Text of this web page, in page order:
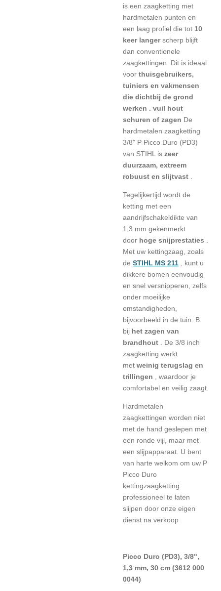
is een zaagketting met
hardmetalen punten en
een laag profiel die tot 10
keer langer scherp blijft
dan conventionele
zaagkettingen. Dit is ideaal
voor thuisgebruikers,
tuiniers en vakmensen
die dichtbij de grond
werken . vuil hout
schuren of zagen De
hardmetalen zaagketting
3/8" P Picco Duro (PD3)
van STIHL is zeer
duurzaam, extreem
robuust en slijtvast
Tegelijkertijd wordt de
ketting met een
aandrijfschakeldikte van
1,3 mm gekenmerkt
door hoge snijprestaties
Met uw kettingzaag, zoals
de STIHL MS 211
, kunt u
dikkere bomen eenvoudig
en snel versnipperen, zelfs
onder moeilijke
omstandigheden,
bijvoorbeeld in de tuin. B.
bij het zagen van
brandhout
. De 3/8 inch
zaagketting werkt
met weinig terugslag en
trillingen
, waardoor je
comfortabel en veilig zaagt.
Hardmetalen
zaagkettingen worden niet
met de hand geslepen met
een ronde vijl, maar met
een slijpapparaat. U bent
van harte welkom om uw P
Picco Duro
kettingzaagketting
professioneel te laten
slijpen door onze eigen
dienst na verkoop
Picco Duro (PD3), 3/8",
1,3 mm, 30 cm (3612 000
0044)